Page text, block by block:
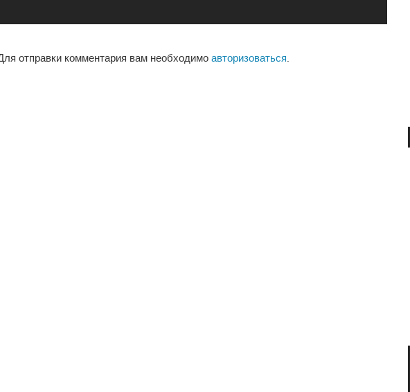
отправки комментария вам необходимо авторизоваться.